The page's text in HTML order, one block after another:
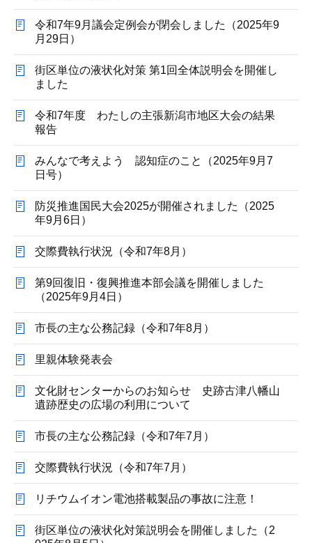
令和7年9月議会定例会が閉会しました（2025年9
月29日）
街区単位の液状化対策 第1回全体説明会を開催し
ました
令和7年度 わたしの主張新潟市地区大会の結果
報告
みんなで考えよう 認知症のこと（2025年9月7
日号）
防災推進国民大会2025が開催されました（2025
年9月6日）
交際費執行状況（令和7年8月）
第9回復旧・復興推進本部会議を開催しました
（2025年9月4日）
市長の主な公務記録（令和7年8月）
里親体験発表会
文化財センターからのお知らせ 史跡古津八幡山
遺跡歴史の広場の利用について
市長の主な公務記録（令和7年7月）
交際費執行状況（令和7年7月）
リチウムイオン電池搭載製品の事故に注意！
街区単位の液状化対策説明会を開催しました（2